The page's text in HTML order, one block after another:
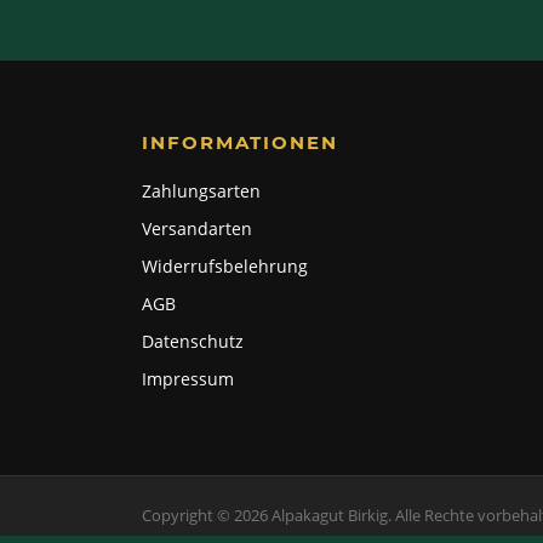
INFORMATIONEN
Zahlungsarten
Versandarten
Widerrufsbelehrung
AGB
Datenschutz
Impressum
Copyright © 2026 Alpakagut Birkig. Alle Rechte